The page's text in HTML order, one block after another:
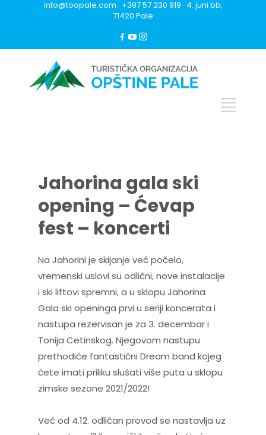
info@toopale.com +387 57 230 919 4. juni bb,
71420 Pale
Jahorina gala ski
opening – Ćevap
fest – koncerti
Na Jahorini je skijanje već počelo,
vremenski uslovi su odlični, nove instalacije
i ski liftovi spremni, a u sklopu Jahorina
Gala ski openinga prvi u seriji koncerata i
nastupa rezervisan je za 3. decembar i
Tonija Cetinskog. Njegovom nastupu
prethodiće fantastični Dream band kojeg
ćete imati priliku slušati više puta u sklopu
zimske sezone 2021/2022!
Već od 4.12. odličan provod se nastavlja uz